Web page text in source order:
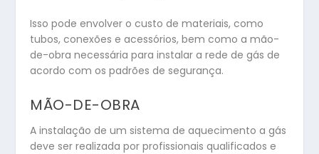
Isso pode envolver o custo de materiais, como
tubos, conexões e acessórios, bem como a mão-
de-obra necessária para instalar a rede de gás de
acordo com os padrões de segurança.
MÃO-DE-OBRA
A instalação de um sistema de aquecimento a gás
deve ser realizada por profissionais qualificados e